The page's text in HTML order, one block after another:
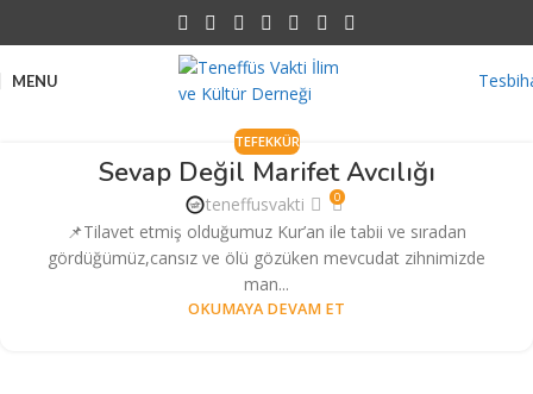
MENU
TEFEKKÜR
Sevap Değil Marifet Avcılığı
teneffusvakti 0
📌Tilavet etmiş olduğumuz Kur’an ile tabii ve sıradan
gördüğümüz,cansız ve ölü gözüken mevcudat zihnimizde
man...
OKUMAYA DEVAM ET